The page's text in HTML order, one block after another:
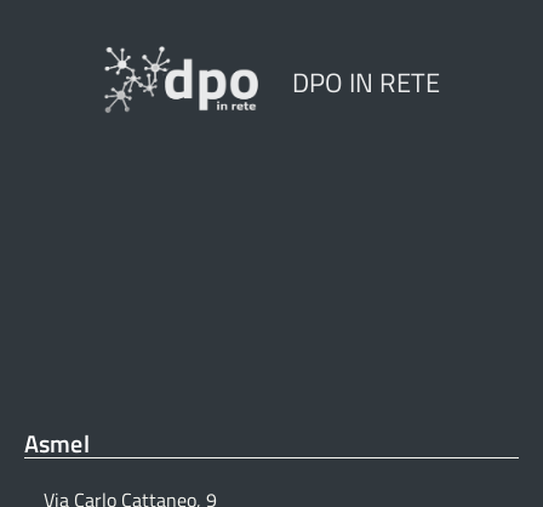
DPO IN RETE
Asmel
Via Carlo Cattaneo, 9